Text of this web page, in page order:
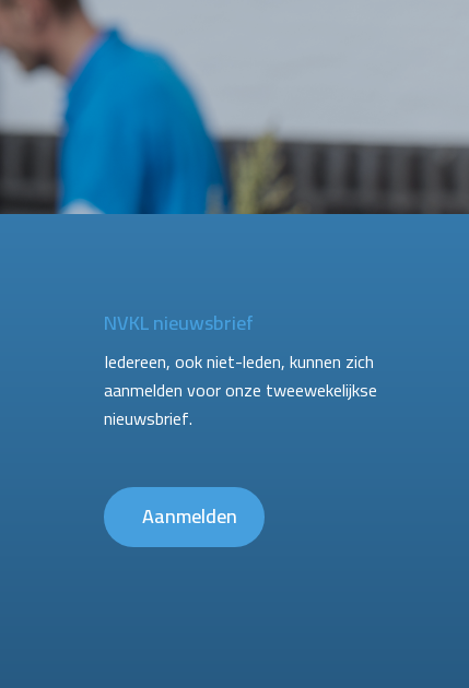
NVKL nieuwsbrief
Iedereen, ook niet-leden, kunnen zich
aanmelden voor onze tweewekelijkse
nieuwsbrief.
Aanmelden